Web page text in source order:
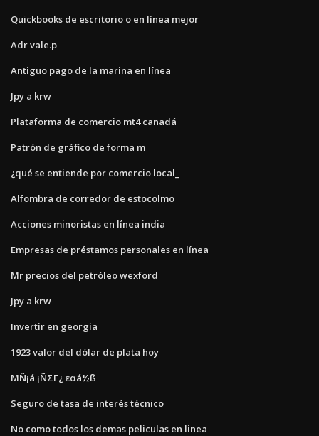
Quickbooks de escritorio o en línea mejor
Adr vale.p
Antiguo pago de la marina en línea
Jpy a krw
Plataforma de comercio mt4 canadá
Patrón de gráfico de forma m
¿qué se entiende por comercio local_
Alfombra de corredor de estocolmo
Acciones minoristas en línea india
Empresas de préstamos personales en línea
Mr precios del petróleo wexford
Jpy a krw
Invertir en georgia
1923 valor del dólar de plata hoy
ΜÑ¡á ¡ÑΣΓ¿ εαá½ß
Seguro de tasa de interés técnico
No como todos los demas peliculas en linea